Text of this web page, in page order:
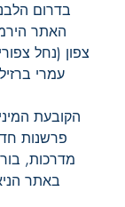
בדרום
האתר
עמרי
הקובעת
פרשנות
באתר